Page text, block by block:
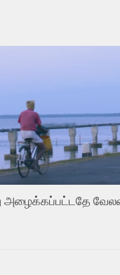
அழைக்கப்பட்டதே